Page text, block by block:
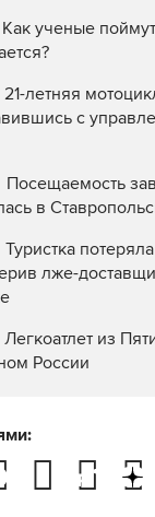
Как ученые
21-летняя
с
Посещаемость
в
Туристка потеряла
лже-
Легкоатлет из
России